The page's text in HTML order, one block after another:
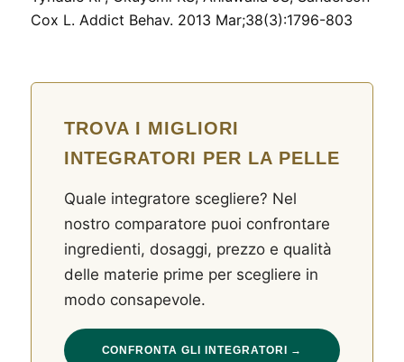
Cox L. Addict Behav. 2013 Mar;38(3):1796-803
TROVA I MIGLIORI
INTEGRATORI PER LA PELLE
Quale integratore scegliere? Nel
nostro comparatore puoi confrontare
ingredienti, dosaggi, prezzo e qualità
delle materie prime per scegliere in
modo consapevole.
CONFRONTA GLI INTEGRATORI →